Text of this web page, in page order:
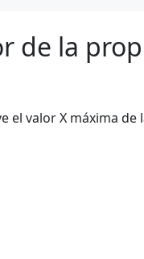
de la
el valor X máxima